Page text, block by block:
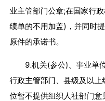
业主管部门公章;在国家行
绩单的不用加盖)，并同时
原件的承诺书。
9.机关(参公)、事业单
行政主管部门、县级及以
位暂不提供组织人社部门意